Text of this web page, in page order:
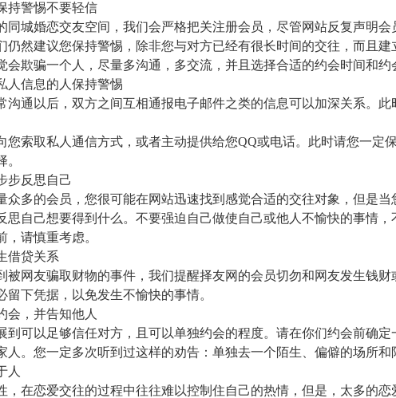
持警惕不要轻信
同城婚恋交友空间，我们会严格把关注册会员，尽管网站反复声明
仍然建议您保持警惕，除非您与对方已经有很长时间的交往，而且
会欺骗一个人，尽量多沟通，多交流，并且选择合适的约会时间和约
人信息的人保持警惕
沟通以后，双方之间互相通报电子邮件之类的信息可以加深关系。
您索取私人通信方式，或者主动提供给您QQ或电话。此时请您一定
步反思自己
众多的会员，您很可能在网站迅速找到感觉合适的交往对象，但是
思自己想要得到什么。不要强迫自己做使自己或他人不愉快的事情
，请慎重考虑。
借贷关系
被网友骗取财物的事件，我们提醒择友网的会员切勿和网友发生钱
留下凭据，以免发生不愉快的事情。
会，并告知他人
到可以足够信任对方，且可以单独约会的程度。请在你们约会前确
人。您一定多次听到过这样的劝告：单独去一个陌生、偏僻的场所和
人
，在恋爱交往的过程中往往难以控制住自己的热情，但是，太多的